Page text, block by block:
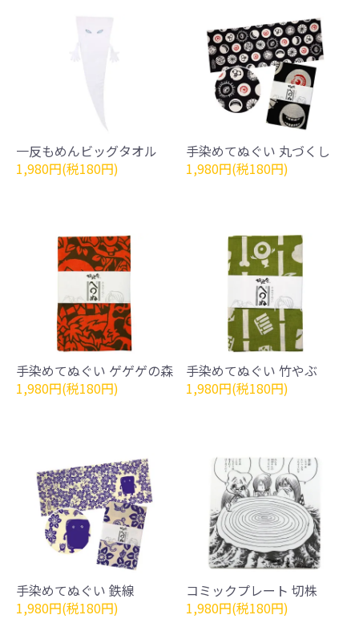
一反もめんビッグタオル
1,980円(税180円)
手染めてぬぐい 丸づくし
1,980円(税180円)
手染めてぬぐい ゲゲゲの森
1,980円(税180円)
手染めてぬぐい 竹やぶ
1,980円(税180円)
手染めてぬぐい 鉄線
1,980円(税180円)
コミックプレート 切株
1,980円(税180円)